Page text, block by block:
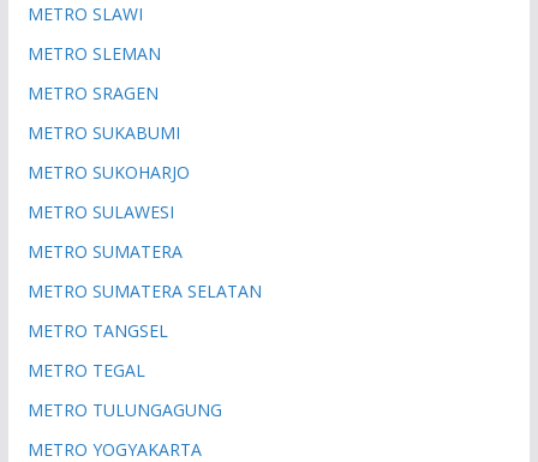
METRO SLAWI
METRO SLEMAN
METRO SRAGEN
METRO SUKABUMI
METRO SUKOHARJO
METRO SULAWESI
METRO SUMATERA
METRO SUMATERA SELATAN
METRO TANGSEL
METRO TEGAL
METRO TULUNGAGUNG
METRO YOGYAKARTA